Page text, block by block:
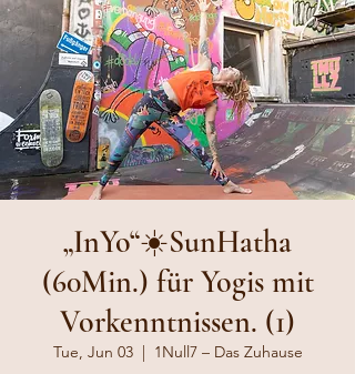
„InYo“☀️SunHatha
(60Min.) für Yogis mit
Vorkenntnissen. (1)
Tue, Jun 03
  |
1Null7 – Das Zuhause